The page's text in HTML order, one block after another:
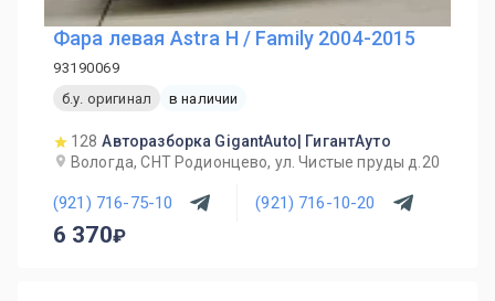
Фара левая Astra H / Family 2004-2015
93190069
б.у. оригинал
в наличии
128 Авторазборка GigantAuto| ГигантАуто
Вологда, СНТ Родионцево, ул. Чистые пруды д.20
(921) 716-75-10 (921) 716-10-20
6 370